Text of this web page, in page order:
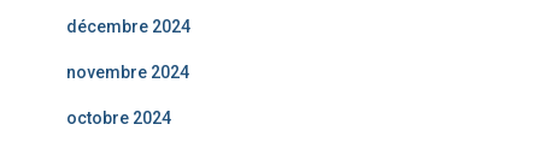
décembre 2024
novembre 2024
octobre 2024